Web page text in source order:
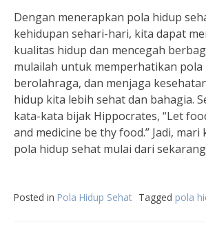
Dengan menerapkan pola hidup
kehidupan sehari-hari, kita dapat
kualitas hidup dan mencegah
mulailah untuk memperhatikan
berolahraga, dan menjaga
hidup kita lebih sehat dan bahagia.
kata-kata bijak Hippocrates, “Let
and medicine be thy food.” Jadi,
pola hidup sehat mulai dari
Posted in Pola Hidup Sehat Tagged pola